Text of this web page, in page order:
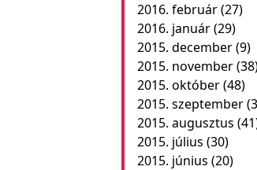
2016. február(27)
2016. január(29)
2015. december(9)
2015. november
2015. október(48)
2015. szeptember
2015. augusztus
2015. július (30)
2015. június (20)